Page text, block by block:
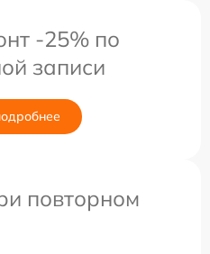
-25% по
записи
повторном